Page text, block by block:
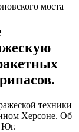
моста
техники
Херсоне. Об